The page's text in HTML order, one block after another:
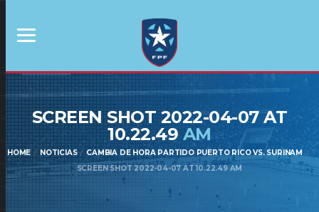
SCREEN SHOT 2022-04-07 AT
10.22.49 AM
HOME NOTICIAS
CAMBIA DE HORA PARTIDO PUERTO RICO VS. SURINAM
SCREEN SHOT 2022-04-07 AT 10.22.49 AM